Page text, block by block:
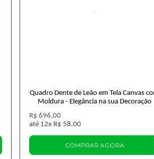
Quadro Dente de Leão em Tela Canvas
Moldura - Elegância na sua Decoração
R$ 696,00
12x R$ 58,00
COMPRAR AGORA